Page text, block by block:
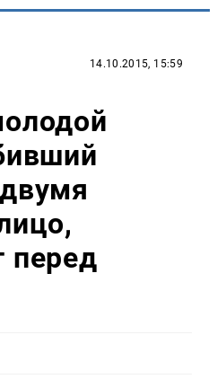
14.10.2015, 15:59
перед